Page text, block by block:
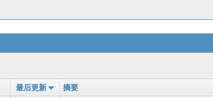
最后更新
摘要